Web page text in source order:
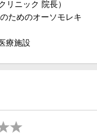
リニック 院長）
ためのオーソモレキ
療施設